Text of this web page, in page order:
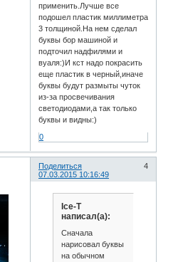
применить.Лучше все
подошел пластик миллиметра
3 толщиной.На нем сделал
буквы бор машиной и
подточил надфилями и
вуаля:)И кст надо покрасить
еще пластик в черный,иначе
буквы будут размыты чуток
из-за просвечивания
светодиодами,а так только
буквы и видны:)
0
Поделиться
4
07.03.2015 10:16:49
Ice-T
написал(а):
Сначала
нарисовал буквы
на обычном